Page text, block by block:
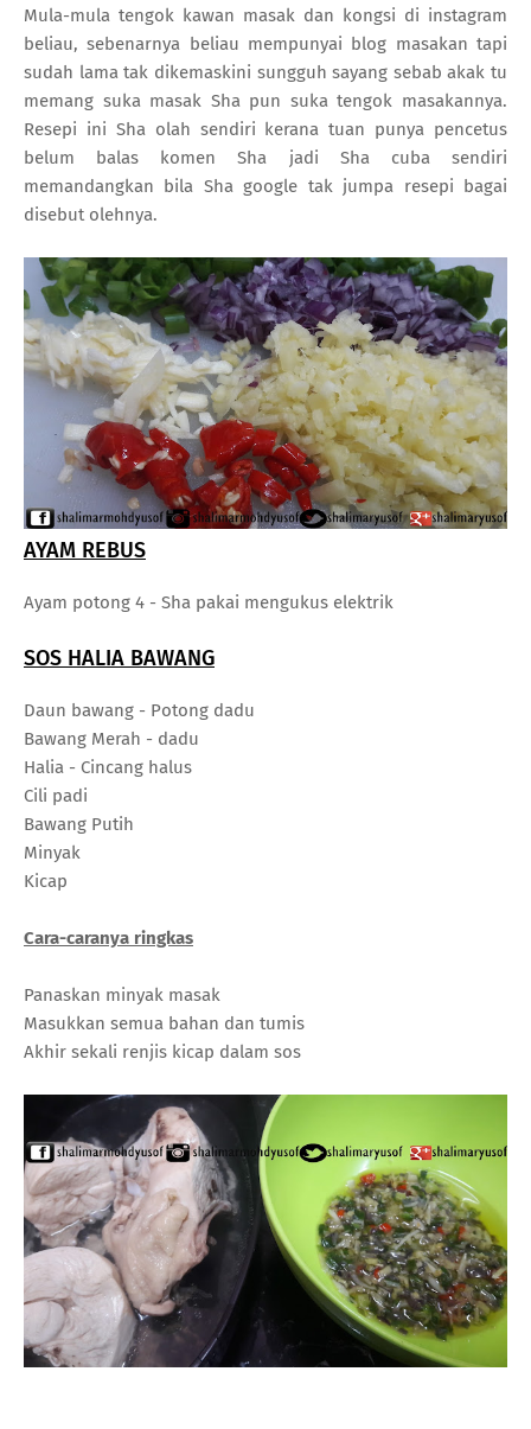
Mula-mula tengok kawan masak dan kongsi di instagram
beliau, sebenarnya beliau mempunyai blog masakan tapi
sudah lama tak dikemaskini sungguh sayang sebab akak tu
memang suka masak Sha pun suka tengok masakannya.
Resepi ini Sha olah sendiri kerana tuan punya pencetus
belum balas komen Sha jadi Sha cuba sendiri
memandangkan bila Sha google tak jumpa resepi bagai
disebut olehnya.
AYAM REBUS
Ayam potong 4 - Sha pakai mengukus elektrik
SOS HALIA BAWANG
Daun bawang - Potong dadu
Bawang Merah - dadu
Halia - Cincang halus
Cili padi
Bawang Putih
Minyak
Kicap
Cara-caranya ringkas
Panaskan minyak masak
Masukkan semua bahan dan tumis
Akhir sekali renjis kicap dalam sos